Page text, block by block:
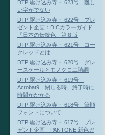
DTP 駆け込み寺・ 623号 難し
い字がでない
DTP 駆け込み寺・ 622号 プレ
ゼント企画：DICカラーガイド
「日本の伝統色」第８版
DTP 駆け込み寺・ 621号 コー
クレッドとは
DTP 駆け込み寺・ 620号 グレ
ースケールとモノクロ二階調
DTP 駆け込み寺・ 619号
Acrobat9 閉じる時、終了時に
時間がかかる
DTP 駆け込み寺・ 618号 筆順
フォントについて
DTP 駆け込み寺・ 617号 プレ
ゼント企画 PANTONE 新色ガ